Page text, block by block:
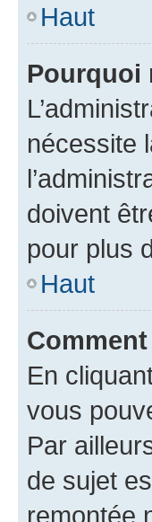
Haut
Pourquoi
nécessite
doivent
pour plus
Haut
En
vous
Par
de sujet
remontée